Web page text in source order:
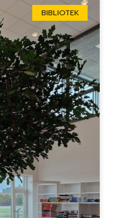
BIBLIOTEK